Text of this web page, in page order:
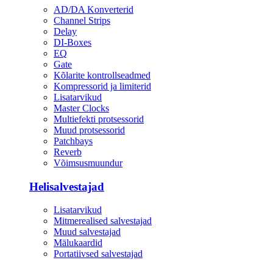
AD/DA Konverterid
Channel Strips
Delay
DI-Boxes
EQ
Gate
Kõlarite kontrollseadmed
Kompressorid ja limiterid
Lisatarvikud
Master Clocks
Multiefekti protsessorid
Muud protsessorid
Patchbays
Reverb
Võimsusmuundur
Helisalvestajad
Lisatarvikud
Mitmerealised salvestajad
Muud salvestajad
Mälukaardid
Portatiivsed salvestajad